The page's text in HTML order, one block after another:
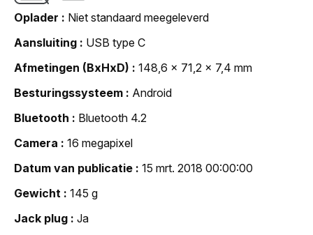
Oplader
Niet standaard meegeleverd
Aansluiting
USB type C
Afmetingen (BxHxD)
148,6 x 71,2 x 7,4 mm
Besturingssysteem
Android
Bluetooth
Bluetooth 4.2
Camera
16 megapixel
Datum van publicatie
15 mrt. 2018 00:00:00
Gewicht
145 g
Jack plug
Ja